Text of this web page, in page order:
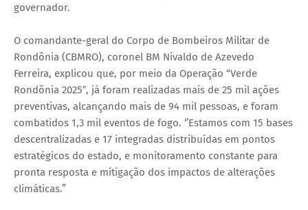
governador.
O comandante-geral do Corpo de Bombeiros Militar de
Rondônia (CBMRO), coronel BM Nivaldo de Azevedo
Ferreira, explicou que, por meio da Operação “Verde
Rondônia 2025″, já foram realizadas mais de 25 mil ações
preventivas, alcançando mais de 94 mil pessoas, e foram
combatidos 1,3 mil eventos de fogo. ‘’Estamos com 15 bases
descentralizadas e 17 integradas distribuídas em pontos
estratégicos do estado, e monitoramento constante para
pronta resposta e mitigação dos impactos de alterações
climáticas.”